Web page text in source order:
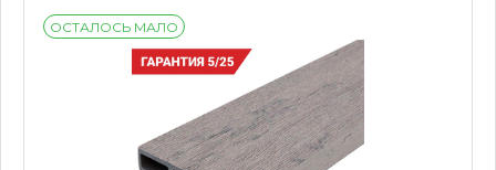
ОСТАЛОСЬ МАЛО